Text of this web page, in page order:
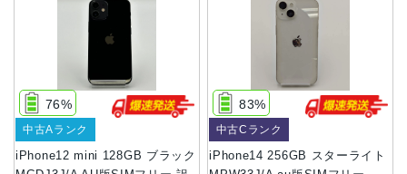
iPhone12 mini 128GB ブラック
76%
中古Aランク
iPhone14 256GB スターライト
83%
中古Cランク